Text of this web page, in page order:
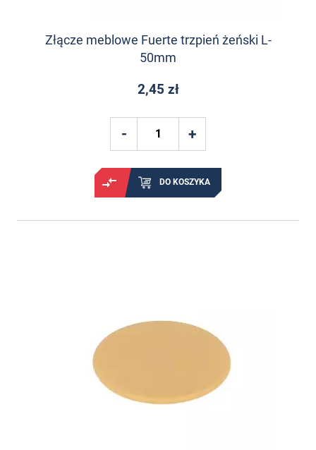
Złącze meblowe Fuerte trzpień żeński L-
50mm
2,45 zł
DO KOSZYKA